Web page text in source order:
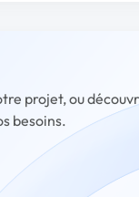
projet, ou
besoins.